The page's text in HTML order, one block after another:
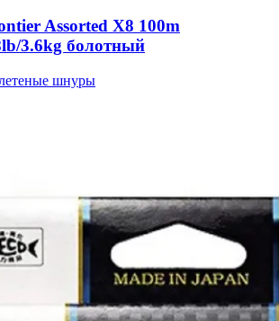
Assorted X8 100m
3.6kg болотный
шнуры